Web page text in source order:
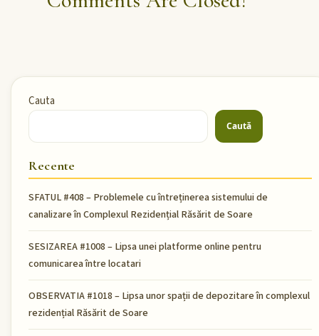
Cauta
Caută
Recente
SFATUL #408 – Problemele cu întreținerea sistemului de
canalizare în Complexul Rezidențial Răsărit de Soare
SESIZAREA #1008 – Lipsa unei platforme online pentru
comunicarea între locatari
OBSERVATIA #1018 – Lipsa unor spații de depozitare în complexul
rezidențial Răsărit de Soare